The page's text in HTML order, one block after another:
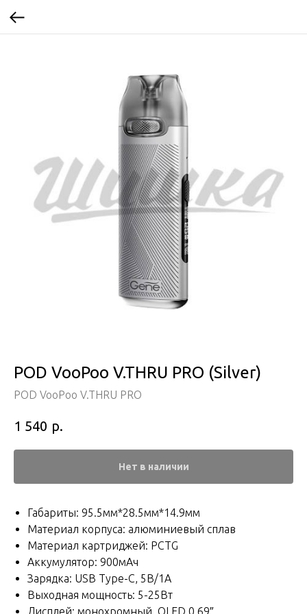
POD VooPoo V.THRU PRO (Silver)
POD VooPoo V.THRU PRO
1 540 р.
Нет в наличии
Габариты: 95.5мм*28.5мм*14.9мм
Материал корпуса: алюминиевый сплав
Материал картриджей: PCTG
Аккумулятор: 900мАч
Зарядка: USB Type-C, 5В/1А
Выходная мощность: 5-25Вт
Дисплей: монохромный, OLED 0.69″